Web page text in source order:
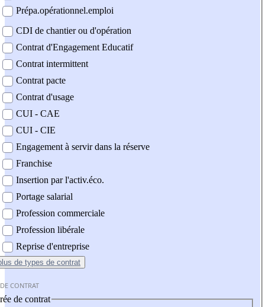
Prépa.opérationnel.emploi
CDI de chantier ou d'opération
Contrat d'Engagement Educatif
Contrat intermittent
Contrat pacte
Contrat d'usage
CUI - CAE
CUI - CIE
Engagement à servir dans la réserve
Franchise
Insertion par l'activ.éco.
Portage salarial
Profession commerciale
Profession libérale
Reprise d'entreprise
de types de contrat
CONTRAT
de contrat